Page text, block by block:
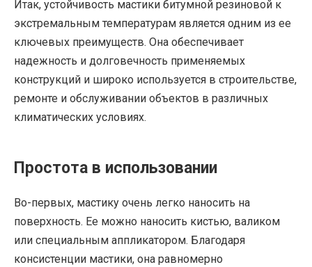
Итак, устойчивость мастики битумной резиновой к
экстремальным температурам является одним из ее
ключевых преимуществ. Она обеспечивает
надежность и долговечность применяемых
конструкций и широко используется в строительстве,
ремонте и обслуживании объектов в различных
климатических условиях.
Простота в использовании
Во-первых, мастику очень легко наносить на
поверхность. Ее можно наносить кистью, валиком
или специальным аппликатором. Благодаря
консистенции мастики, она равномерно